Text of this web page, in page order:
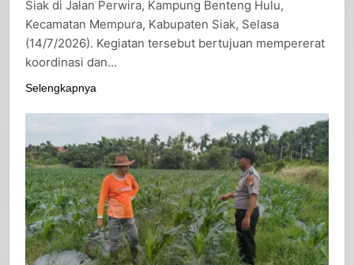
Siak di Jalan Perwira, Kampung Benteng Hulu,
Kecamatan Mempura, Kabupaten Siak, Selasa
(14/7/2026). Kegiatan tersebut bertujuan mempererat